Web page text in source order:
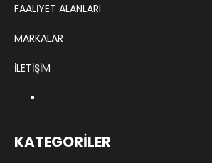
FAALİYET ALANLARI
MARKALAR
İLETİŞİM
KATEGORİLER